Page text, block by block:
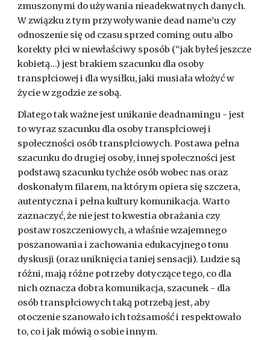
zmuszonymi do używania nieadekwatnych danych.
W związku z tym przywoływanie dead name’u czy
odnoszenie się od czasu sprzed coming outu albo
korekty płci w niewłaściwy sposób (“jak byłeś jeszcze
kobietą...) jest brakiem szacunku dla osoby
transpłciowej i dla wysiłku, jaki musiała włożyć w
życie w zgodzie ze sobą.
Dlatego tak ważne jest unikanie deadnamingu - jest
to wyraz szacunku dla osoby transpłciowej i
społeczności osób transpłciowych. Postawa pełna
szacunku do drugiej osoby, innej społeczności jest
podstawą szacunku tychże osób wobec nas oraz
doskonałym filarem, na którym opiera się szczera,
autentyczna i pełna kultury komunikacja. Warto
zaznaczyć, że nie jest to kwestia obrażania czy
postaw roszczeniowych, a właśnie wzajemnego
poszanowania i zachowania edukacyjnego tonu
dyskusji (oraz uniknięcia taniej sensacji). Ludzie są
różni, mają różne potrzeby dotyczące tego, co dla
nich oznacza dobra komunikacja, szacunek - dla
osób transpłciowych taką potrzebą jest, aby
otoczenie szanowało ich tożsamość i respektowało
to, co i jak mówią o sobie innym.